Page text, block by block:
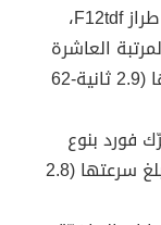
نوع لامبورغيني، طراز أفينتادور، فيراري طراز F12tdf،
المرتبة العاشرة
في قائمة أسرع السيارات وتبلغ سرعتها (2.9 ثانية-62
فورد بنوع
305bhp، تقع في المرتبة التاسعة، وتبلغ سرعتها (2.8